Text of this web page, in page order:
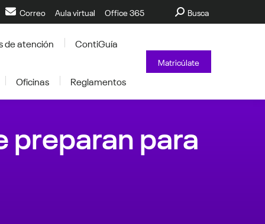
Correo Aula virtual Office 365 Buscar:
Busca
de atención ContiGuía
Oficinas Reglamentos
Matricúlate
preparan para